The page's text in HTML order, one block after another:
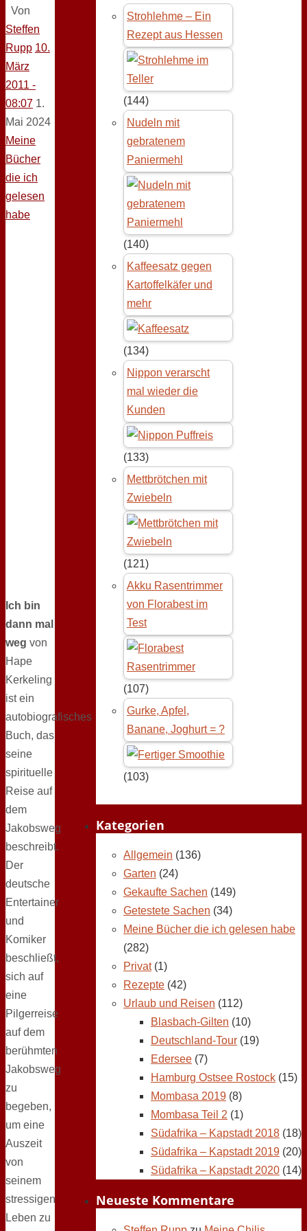
Von
Steffen
Rupp 10.
März
2011 -
08:07 1.
Mai 2024
Meine
Bücher
die ich
gelesen
habe
Ich bin
dann mal
weg von
Hape
Kerkeling
ist ein
autobiografisches
Buch, das
seine
spirituelle
Reise auf
dem
Jakobsweg
beschreibt.
Der
deutsche
Entertainer
und
Komiker
beschließt,
sich auf
eine
Pilgerreise
auf dem
berühmten
Jakobsweg
zu
begeben,
um eine
Auszeit
von
seinem
stressigen
Leben zu
Strohlehme – Ein
Rezept aus Hessen
(144)
Nudeln mit
gebratenem
Paniermehl
(140)
Kaffeesatz gegen
Kartoffelkäfer und
mehr
(134)
Nippon verarscht
mal wieder die
Kunden
(133)
Mettbrötchen mit
Zwiebeln
(121)
Akku Rasentrimmer
von Florabest im
Test
(107)
Gurke, Apfel,
Banane, Joghurt = ?
(103)
Kategorien
Allgemein (136)
Garten (24)
Gekaufte Sachen (149)
Getestete Sachen (34)
Meine Bücher die ich gelesen habe
(282)
Privat(1)
Rezepte (42)
Urlaub und Reisen (112)
Blasbach-Gilten (10)
Deutschland-Tour (19)
Edersee (7)
Hamburg Ostsee Rostock (15)
Mombasa 2019 (8)
Mombasa Teil 2 (1)
Südafrika – Kapstadt 2018 (18)
Südafrika – Kapstadt 2019 (20)
Südafrika – Kapstadt 2020 (14)
Neueste Kommentare